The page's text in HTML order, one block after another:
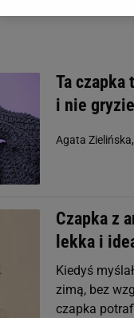
Ta czapka
i nie
Agata Zielińska,
Czapka z
lekka i
Kiedyś
zimą, bez
czapka
dotyczące plików
odnośnik „Ustawienia
My, nasi Zaufani
Użycie dokładnych
Przechowywanie
badnie odbiorców i